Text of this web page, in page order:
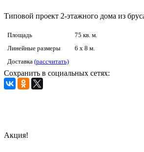
Типовой проект 2-этажного дома из
Площадь
75 кв. м.
Линейные размеры
6 x 8 м.
Доставка (рассчитать)
Сохранить в социальных сетях:
Акция!